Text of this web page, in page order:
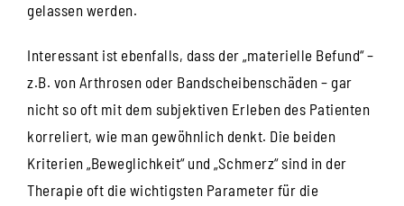
gelassen werden.
Interessant ist ebenfalls, dass der „materielle Befund“ –
z.B. von Arthrosen oder Bandscheibenschäden – gar
nicht so oft mit dem subjektiven Erleben des Patienten
korreliert, wie man gewöhnlich denkt. Die beiden
Kriterien „Beweglichkeit“ und „Schmerz“ sind in der
Therapie oft die wichtigsten Parameter für die